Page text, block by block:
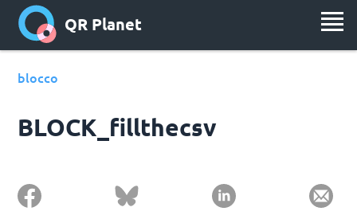
QR Planet
blocco
BLOCK_fillthecsv